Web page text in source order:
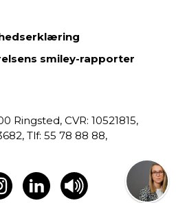
smiley-rapporter
Ringsted, CVR: 10521815,
55 78 88 88,